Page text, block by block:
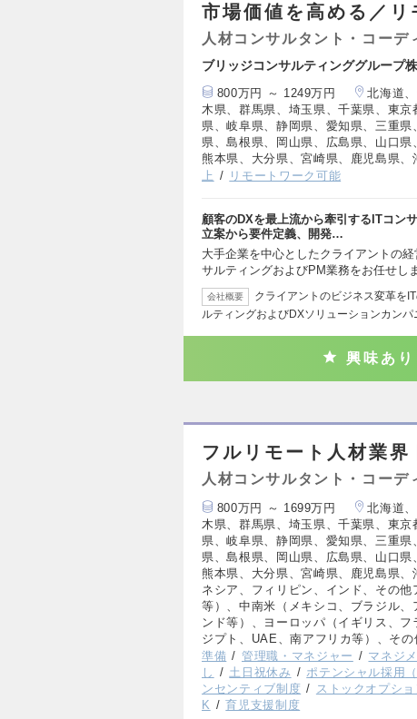
市場価値を高める／リ
人材コンサルタント・コーデ
ブリッジコンサルティンググループ
800万円 ～ 1249万円
北海道
木県、群馬県、埼玉県、千葉県、東
県、岐阜県、静岡県、愛知県、三重
県、島根県、岡山県、広島県、山口
熊本県、大分県、宮崎県、鹿児島県、
上
リモートワーク可能
顧客のDXを最上流から牽引するITコン
立案から要件定義、開発…
大手企業を中心としたクライアントの
サルティングおよびPM業務をお任せし
会社概要
クライアントのビジネス変革を
ルティングおよびDXソリューションカンパ
興味あり
フルリモート人材業界
人材コンサルタント・コーデ
800万円 ～ 1699万円
北海道
木県、群馬県、埼玉県、千葉県、東
県、岐阜県、静岡県、愛知県、三重
県、島根県、岡山県、広島県、山口
熊本県、大分県、宮崎県、鹿児島県
ネシア、フィリピン、インド、その
等）、中南米（メキシコ、ブラジル
ンド等）、ヨーロッパ（イギリス、
ジプト、UAE、南アフリカ等）、その
準備
管理職・マネジャー マネジ
し
土日祝休み ポテンシャル採用
ンセンティブ制度
ストックオプショ
K
育児支援制度